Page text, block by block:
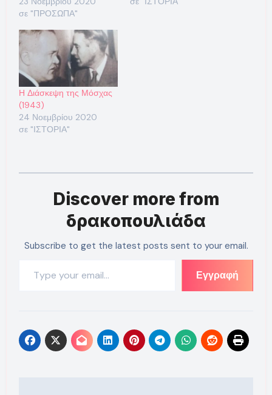
σε "ΠΡΟΣΩΠΑ"
Η Διάσκεψη της Μόσχας
(1943)
24 Νοεμβρίου 2020
σε "ΙΣΤΟΡΙΑ"
Discover more from
δρακοπουλιάδα
Subscribe to get the latest posts sent to your email.
Εγγραφή